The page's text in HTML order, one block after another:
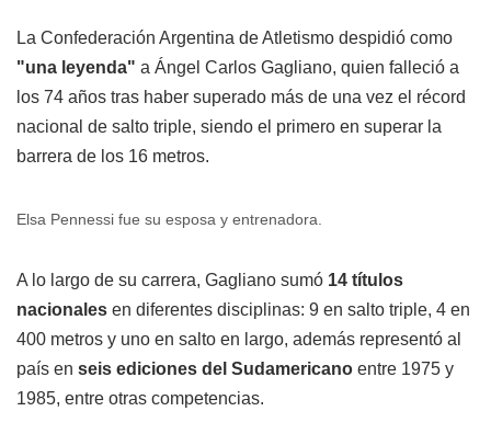
La Confederación Argentina de Atletismo despidió como
"una leyenda" a Ángel Carlos Gagliano, quien falleció a
los 74 años tras haber superado más de una vez el récord
nacional de salto triple, siendo el primero en superar la
barrera de los 16 metros.
Elsa Pennessi fue su esposa y entrenadora.
A lo largo de su carrera, Gagliano sumó 14 títulos
nacionales en diferentes disciplinas: 9 en salto triple, 4 en
400 metros y uno en salto en largo, además representó al
país en seis ediciones del Sudamericano entre 1975 y
1985, entre otras competencias.